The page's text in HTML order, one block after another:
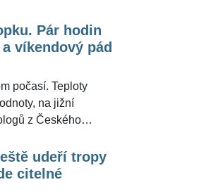
pro
otevře cestu
i když lidé
místy i
Pár hodin
víkendový pád
počasí. Teploty
na jižní
z Českého
až 34 stupňů
Českem dlouho
severozápadu
udeří tropy
citelné